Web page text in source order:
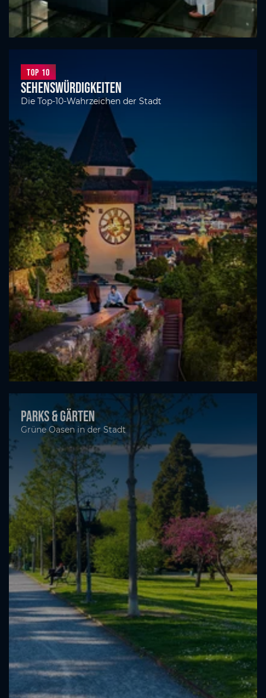
Top 10
Sehenswürdigkeiten
Die Top-10-Wahrzeichen der Stadt
Parks & Gärten
Grüne Oasen in der Stadt